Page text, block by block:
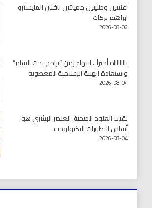
اغنيتين وطنيتين جميلتين للفنان المايسترو
ابراهيم بركات
2026-08-06
يااااااااه أخيراً .. انتهاء زمن “برامج تحت السلم”
واستعادة الهيبة الإعلامية المغصوبة
2026-08-04
نقيب العلوم الصحية: العنصر البشري هو
أساس التطورات التكنولوجية
2026-08-04